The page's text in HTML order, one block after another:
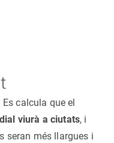
calcula que el
viurà a ciutats, i
seran més llargues i